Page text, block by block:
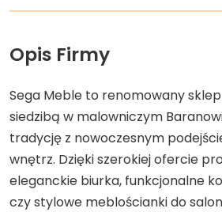
Opis Firmy
Sega Meble to renomowany
siedzibą w malowniczym
tradycję z nowoczesnym
wnętrz. Dzięki szerokiej ofercie
eleganckie biurka, funkcjonalne
czy stylowe meblościanki do